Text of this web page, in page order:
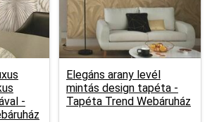
-
Elegáns arany levél
mintás design tapéta -
Tapéta Trend Webáruház